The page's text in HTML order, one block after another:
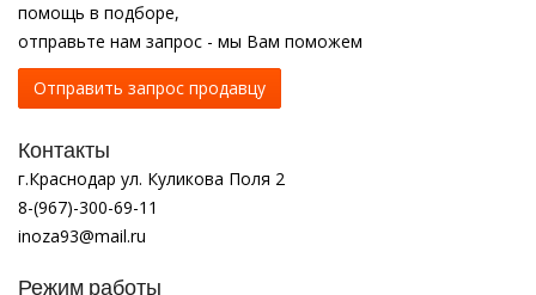
помощь в подборе,
отправьте нам запрос - мы Вам поможем
Отправить запрос продавцу
Контакты
г.Краснодар ул. Куликова Поля 2
8-(967)-300-69-11
inoza93@mail.ru
Режим работы